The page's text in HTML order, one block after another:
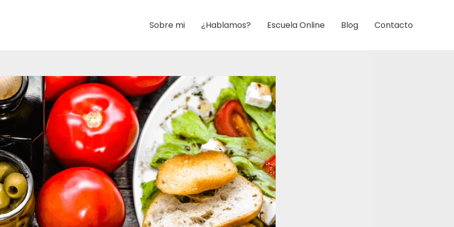
Sobre mi ¿Hablamos? Escuela Online Blog Contacto